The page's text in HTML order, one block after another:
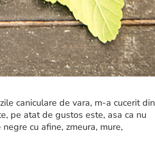
caniculare de vara, m-a cucerit din
pe atat de gustos este, asa ca nu
cu afine, zmeura, mure,